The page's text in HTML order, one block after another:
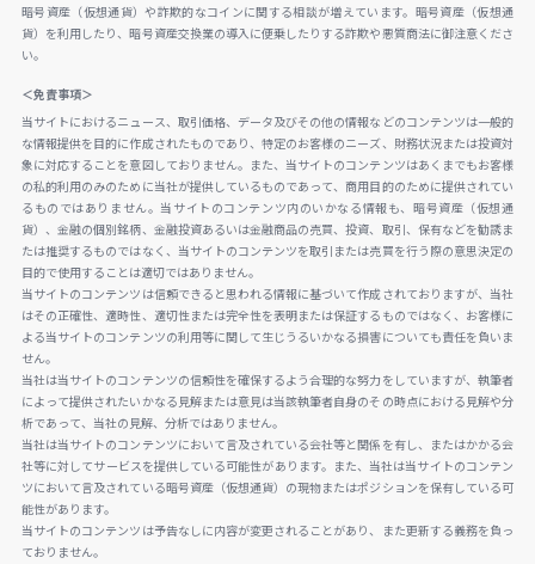
暗号資産（仮想通貨）や詐欺的なコインに関する相談が増えています。暗号資産（仮想通
貨）を利用したり、暗号資産交換業の導入に便乗したりする詐欺や悪質商法に御注意くださ
い。
＜免責事項＞
当サイトにおけるニュース、取引価格、データ及びその他の情報などのコンテンツは一般的
な情報提供を目的に作成されたものであり、特定のお客様のニーズ、財務状況または投資対
象に対応することを意図しておりません。また、当サイトのコンテンツはあくまでもお客様
の私的利用のみのために当社が提供しているものであって、商用目的のために提供されてい
るものではありません。当サイトのコンテンツ内のいかなる情報も、暗号資産（仮想通
貨）、金融の個別銘柄、金融投資あるいは金融商品の売買、投資、取引、保有などを勧誘ま
たは推奨するものではなく、当サイトのコンテンツを取引または売買を行う際の意思決定の
目的で使用することは適切ではありません。
当サイトのコンテンツは信頼できると思われる情報に基づいて作成されておりますが、当社
はその正確性、適時性、適切性または完全性を表明または保証するものではなく、お客様に
よる当サイトのコンテンツの利用等に関して生じうるいかなる損害についても責任を負いま
せん。
当社は当サイトのコンテンツの信頼性を確保するよう合理的な努力をしていますが、執筆者
によって提供されたいかなる見解または意見は当該執筆者自身のその時点における見解や分
析であって、当社の見解、分析ではありません。
当社は当サイトのコンテンツにおいて言及されている会社等と関係を有し、またはかかる会
社等に対してサービスを提供している可能性があります。また、当社は当サイトのコンテン
ツにおいて言及されている暗号資産（仮想通貨）の現物またはポジションを保有している可
能性があります。
当サイトのコンテンツは予告なしに内容が変更されることがあり、また更新する義務を負っ
ておりません。